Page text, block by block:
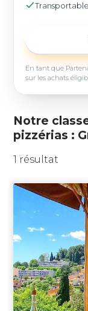
En tant que
sur les achats
Notre
pizzérias :
1 résultat